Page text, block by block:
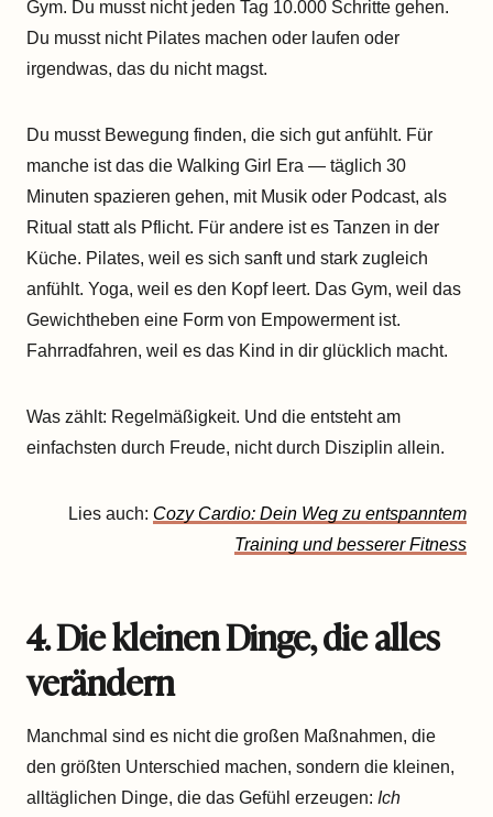
Gym. Du musst nicht jeden Tag 10.000 Schritte gehen.
Du musst nicht Pilates machen oder laufen oder
irgendwas, das du nicht magst.
Du musst Bewegung finden, die sich gut anfühlt. Für
manche ist das die Walking Girl Era — täglich 30
Minuten spazieren gehen, mit Musik oder Podcast, als
Ritual statt als Pflicht. Für andere ist es Tanzen in der
Küche. Pilates, weil es sich sanft und stark zugleich
anfühlt. Yoga, weil es den Kopf leert. Das Gym, weil das
Gewichtheben eine Form von Empowerment ist.
Fahrradfahren, weil es das Kind in dir glücklich macht.
Was zählt: Regelmäßigkeit. Und die entsteht am
einfachsten durch Freude, nicht durch Disziplin allein.
Lies auch: Cozy Cardio: Dein Weg zu entspanntem
Training und besserer Fitness
4. Die kleinen Dinge, die alles
verändern
Manchmal sind es nicht die großen Maßnahmen, die
den größten Unterschied machen, sondern die kleinen,
alltäglichen Dinge, die das Gefühl erzeugen: Ich